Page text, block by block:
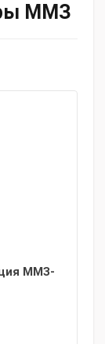
ММЗ
ММЗ-